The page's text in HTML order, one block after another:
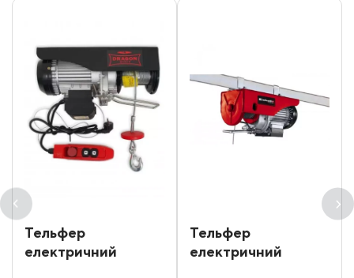
Тельфер
електричний
Тельфер
електричний